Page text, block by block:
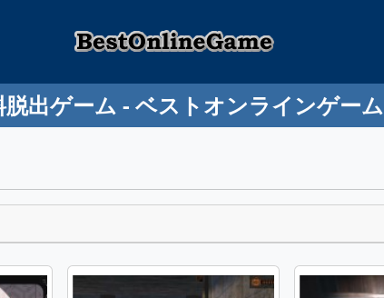
脱出ゲーム - ベストオンラインゲーム